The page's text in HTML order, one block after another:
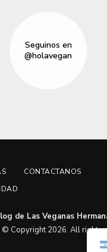
Seguinos en
@holavegan
CONTACTANOS
de Las Veganas
© Copyright 2026. All rights